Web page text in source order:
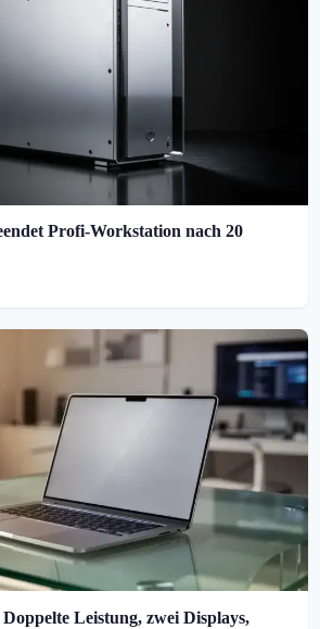
Profi-Workstation nach 20
Leistung, zwei Displays,